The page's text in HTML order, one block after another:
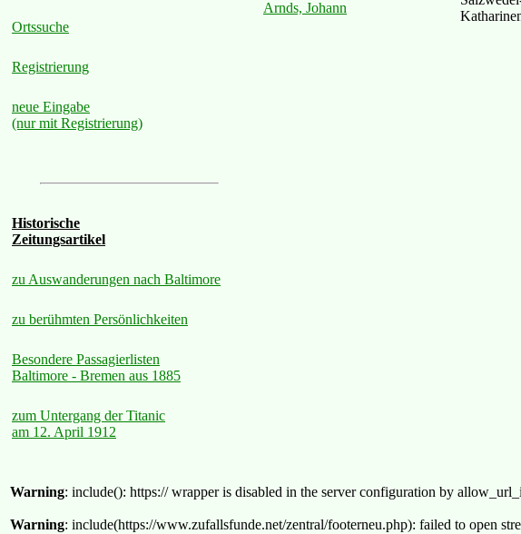
Ortssuche
Registrierung
neue Eingabe
(nur mit Registrierung)
Historische
Zeitungsartikel
zu Auswanderungen nach Baltimore
zu berühmten Persönlichkeiten
Besondere Passagierlisten
Baltimore - Bremen aus 1885
zum Untergang der Titanic
am 12. April 1912
Arnds, Johann
Warning: include(): https:// wrapper is disabled in the server configuration by
Warning: include(https://www.zufallsfunde.net/zentral/footerneu.php): failed to open